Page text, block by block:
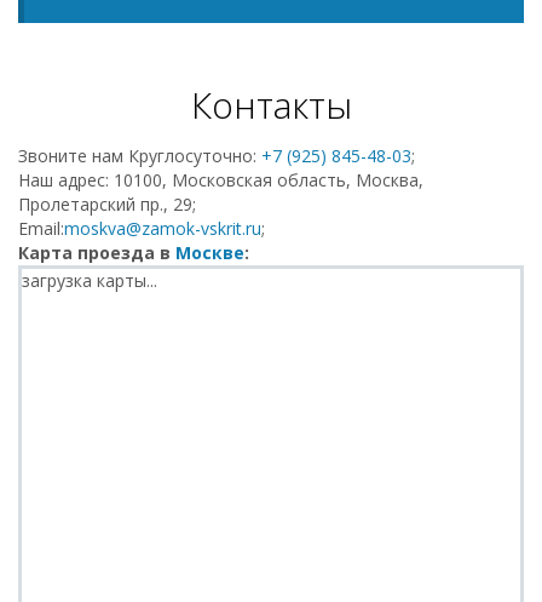
Контакты
Звоните нам Круглосуточно: +7 (925) 845-48-03;
Наш адрес: 10100, Московская область, Москва,
Пролетарский пр., 29;
Email:moskva@zamok-vskrit.ru;
Карта проезда в Москве:
загрузка карты...